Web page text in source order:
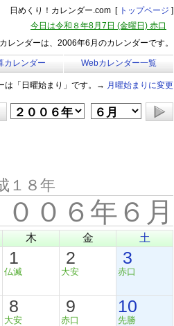
日めくり！カレンダー.com [ トップページ ]
今日は令和８年8月7日 (金曜日) 赤口
レンダーは、2006年6月のカレンダーです。
カレンダー Webカレンダー一覧
は「日曜始まり」です。→ 月曜始まりに変更
１８年
００６年６月
木 金 土
1
仏滅
2
大安
3
赤口
8
大安
9
赤口
10
先勝